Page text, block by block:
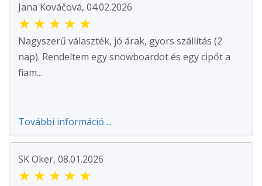
Jana Kováčová, 04.02.2026
★ ★ ★ ★ ★
Nagyszerű választék, jó árak, gyors szállítás (2
nap). Rendeltem egy snowboardot és egy cipőt a
fiam...
További információ ...
SK Oker, 08.01.2026
★ ★ ★ ★ ★